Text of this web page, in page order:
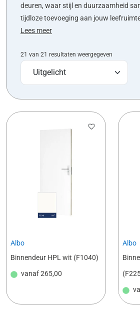
deuren, waar stijl en duurzaamheid
tijdloze toevoeging aan jouw
Lees meer
21 van 21 resultaten weergegeven
Albo
Binnendeur HPL wit (F1040)
vanaf265,00
Albo